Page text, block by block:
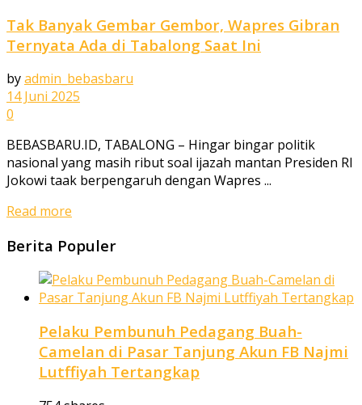
Tak Banyak Gembar Gembor, Wapres Gibran
Ternyata Ada di Tabalong Saat Ini
byadmin_bebasbaru
14 Juni 2025
0
BEBASBARU.ID, TABALONG – Hingar bingar politik
nasional yang masih ribut soal ijazah mantan Presiden RI
Jokowi taak berpengaruh dengan Wapres ...
Read more
Berita Populer
Pelaku Pembunuh Pedagang Buah-
Camelan di Pasar Tanjung Akun FB Najmi
Lutffiyah Tertangkap